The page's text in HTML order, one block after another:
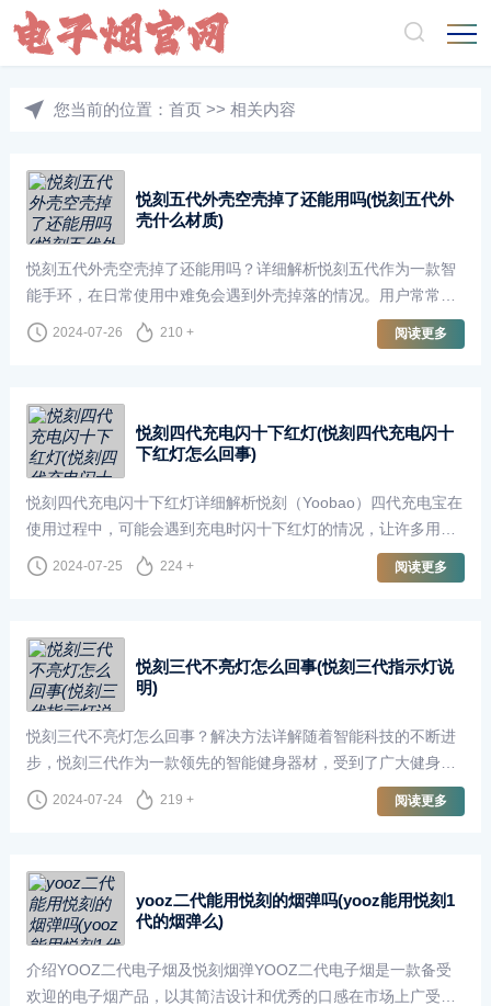
您当前的位置： 首页 >> 相关内容
悦刻五代外壳空壳掉了还能用吗(悦刻五代外
壳什么材质)
悦刻五代外壳空壳掉了还能用吗？详细解析悦刻五代作为一款智
能手环，在日常使用中难免会遇到外壳掉落的情况。用户常常会
担心外壳
2024-07-26 210 + 阅读更多
悦刻四代充电闪十下红灯(悦刻四代充电闪十
下红灯怎么回事)
悦刻四代充电闪十下红灯详细解析悦刻（Yoobao）四代充电宝在
使用过程中，可能会遇到充电时闪十下红灯的情况，让许多用户
感到困惑和不安。这种现象通常
2024-07-25 224 + 阅读更多
悦刻三代不亮灯怎么回事(悦刻三代指示灯说
明)
悦刻三代不亮灯怎么回事？解决方法详解随着智能科技的不断进
步，悦刻三代作为一款领先的智能健身器材，受到了广大健身爱
好者的青睐。然而，有时候用户可能会遇到悦
2024-07-24 219 + 阅读更多
yooz二代能用悦刻的烟弹吗(yooz能用悦刻1
代的烟弹么)
介绍YOOZ二代电子烟及悦刻烟弹YOOZ二代电子烟是一款备受
欢迎的电子烟产品，以其简洁设计和优秀的口感在市场上广受好